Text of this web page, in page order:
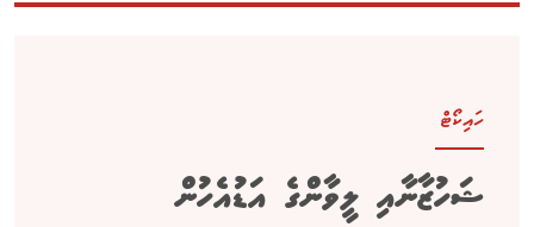
ހައިކޯޓް
ޝަހުޒާނާއި ލީވާންގެ އަޑުއެހުން